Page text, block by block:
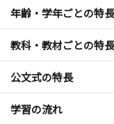
年齢・学年ごとの特長
教科・教材ごとの特長
公文式の特長
学習の流れ